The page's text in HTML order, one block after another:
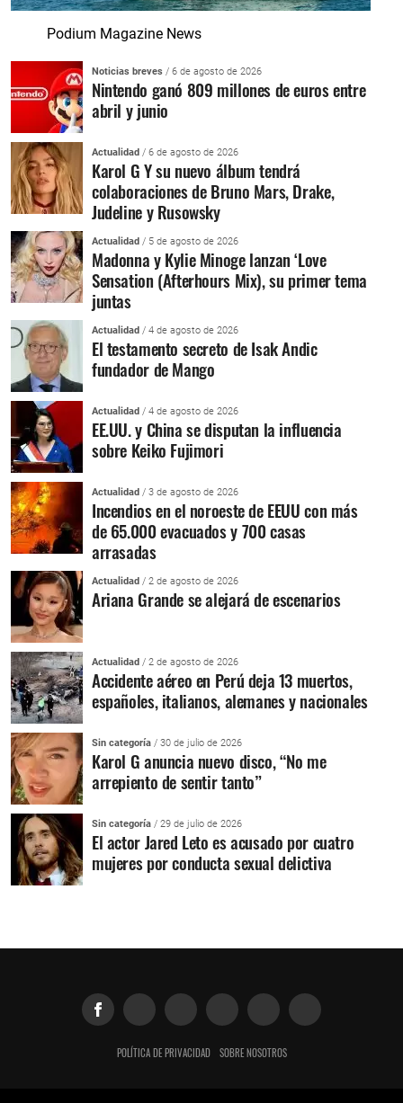
Podium Magazine News
Noticias breves / 6 de agosto de 2026
Nintendo ganó 809 millones de euros entre
abril y junio
Actualidad / 6 de agosto de 2026
Karol G Y su nuevo álbum tendrá
colaboraciones de Bruno Mars, Drake,
Judeline y Rusowsky
Actualidad / 5 de agosto de 2026
Madonna y Kylie Minoge lanzan ‘Love
Sensation (Afterhours Mix), su primer tema
juntas
Actualidad / 4 de agosto de 2026
El testamento secreto de Isak Andic
fundador de Mango
Actualidad / 4 de agosto de 2026
EE.UU. y China se disputan la influencia
sobre Keiko Fujimori
Actualidad / 3 de agosto de 2026
Incendios en el noroeste de EEUU con más
de 65.000 evacuados y 700 casas
arrasadas
Actualidad / 2 de agosto de 2026
Ariana Grande se alejará de escenarios
Actualidad / 2 de agosto de 2026
Accidente aéreo en Perú deja 13 muertos,
españoles, italianos, alemanes y nacionales
Sin categoría / 30 de julio de 2026
Karol G anuncia nuevo disco, “No me
arrepiento de sentir tanto”
Sin categoría / 29 de julio de 2026
El actor Jared Leto es acusado por cuatro
mujeres por conducta sexual delictiva
POLÍTICA DE PRIVACIDAD SOBRE NOSOTROS